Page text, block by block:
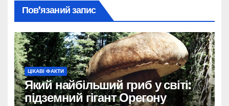
Пов’язаний запис
ЦІКАВІ ФАКТИ
Який найбільший гриб у світі:
підземний гігант Орегону